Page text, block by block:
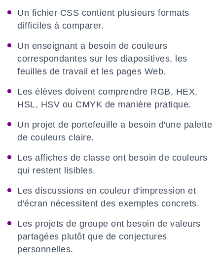
Un fichier CSS contient plusieurs formats
difficiles à comparer.
Un enseignant a besoin de couleurs
correspondantes sur les diapositives, les
feuilles de travail et les pages Web.
Les élèves doivent comprendre RGB, HEX,
HSL, HSV ou CMYK de manière pratique.
Un projet de portefeuille a besoin d'une palette
de couleurs claire.
Les affiches de classe ont besoin de couleurs
qui restent lisibles.
Les discussions en couleur d'impression et
d'écran nécessitent des exemples concrets.
Les projets de groupe ont besoin de valeurs
partagées plutôt que de conjectures
personnelles.